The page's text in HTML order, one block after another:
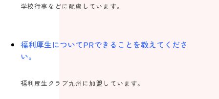
学校行事などに配慮しています。
福利厚生についてPRできることを教えてくださ
い。
福利厚生クラブ九州に加盟しています。